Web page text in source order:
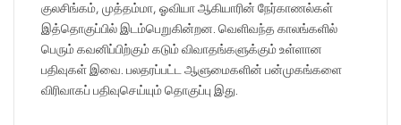
குலசிங்கம், முத்தம்மா, ஓவியா ஆகியாரின் நேர்காணல்கள்
இத்தொகுப்பில் இடம்பெறுகின்றன. வெளிவந்த காலங்களில்
பெரும் கவனிப்பிற்கும் கடும் விவாதங்களுக்கும் உள்ளான
பதிவுகள் இவை. பலதரப்பட்ட ஆளுமைகளின் பன்முகங்களை
விரிவாகப் பதிவுசெய்யும் தொகுப்பு இது.